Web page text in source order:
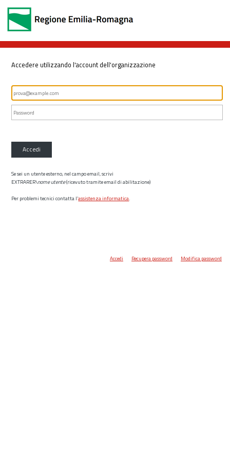
Accedere utilizzando l'account dell'organizzazione
Accedi
Se sei un utente esterno, nel campo email, scrivi
EXTRARER\nome utente(ricevuto tramite email di abilitazione)
Per problemi tecnici contatta l’assistenza informatica.
Accedi Recupera password Modifica password